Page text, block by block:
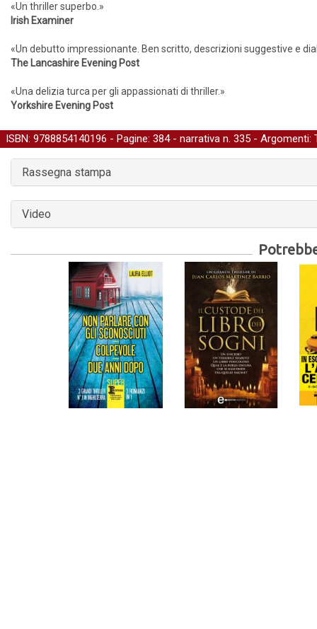
«Un thriller superbo.»
Irish Examiner
«Un debutto impressionante. Ben scritto, descrizioni suggestive e
The Lancashire Evening Post
«Una delizia turca per gli appassionati di thriller.»
Yorkshire Evening Post
ISBN: 9788854140196 - Pagine: 384 - narrativa n. 335 - Argomenti:
Rassegna stampa
Video